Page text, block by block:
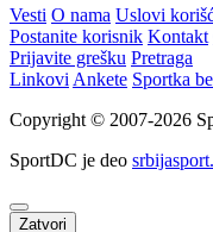
Vesti O nama Uslovi
Postanite korisnik Kontakt
Prijavite grešku Pretraga
Linkovi Ankete Sportka
Copyright © 2007-2026
SportDC je deo
Zatvori